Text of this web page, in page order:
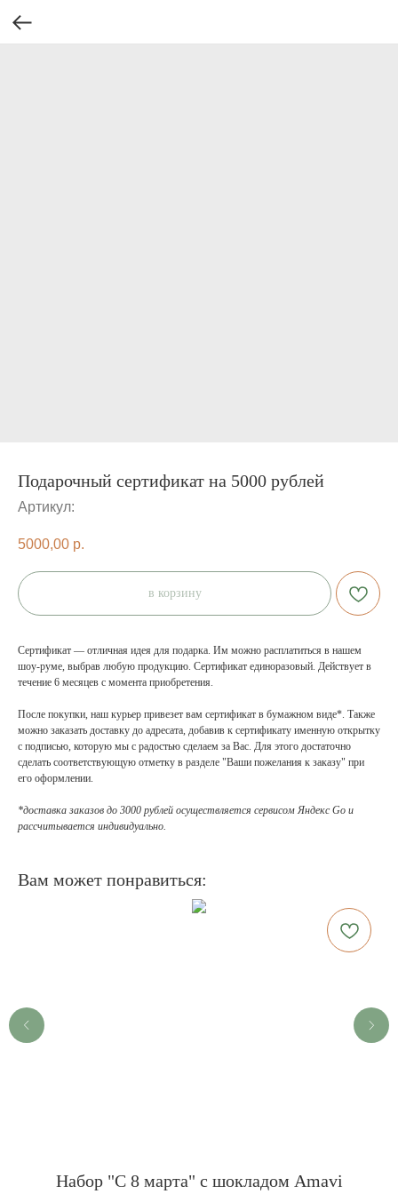
Подарочный сертификат на 5000 рублей
Артикул:
5000,00 р.
в корзину
Сертификат — отличная идея для подарка. Им можно расплатиться в нашем
шоу-руме, выбрав любую продукцию. Сертификат единоразовый. Действует в
течение 6 месяцев с момента приобретения.
После покупки, наш курьер привезет вам сертификат в бумажном виде*. Также
можно заказать доставку до адресата, добавив к сертификату именную открытку
с подписью, которую мы с радостью сделаем за Вас. Для этого достаточно
сделать соответствующую отметку в разделе "Ваши пожелания к заказу" при
его оформлении.
*доставка заказов до 3000 рублей осуществляется сервисом Яндекс Go и
рассчитывается индивидуально.
Вам может понравиться:
Набор "С 8 марта" с шокладом Аmavi